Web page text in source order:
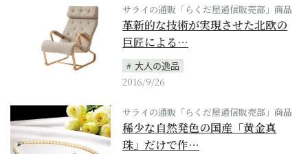
サライの通販「らくだ屋通信販売部」商品
革新的な技術が実現させた北欧の
巨匠による…
大人の逸品
2016/9/26
サライの通販「らくだ屋通信販売部」商品
稀少な自然発色の国産「黄金真
珠」だけで作…